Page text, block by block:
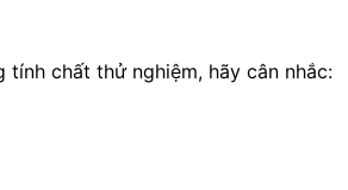
chất thử nghiệm, hãy cân nhắc: